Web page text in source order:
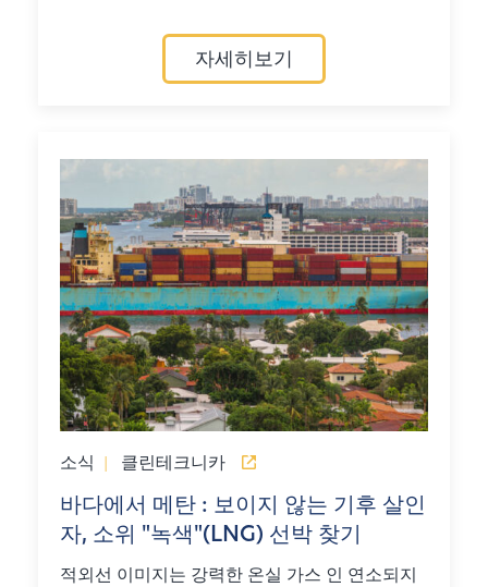
자세히보기
소식 | 클린테크니카
바다에서 메탄 : 보이지 않는 기후 살인
자, 소위 "녹색"(LNG) 선박 찾기
적외선 이미지는 강력한 온실 가스 인 연소되지